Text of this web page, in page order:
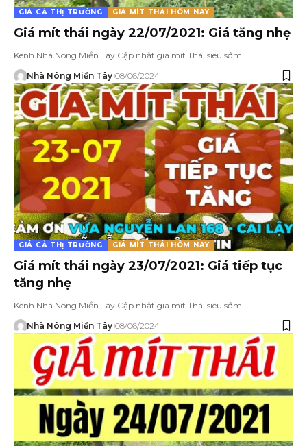
GIÁ CẢ THỊ TRƯỜNG GIÁ MÍT THÁI HÔM NAY
Giá mít thái ngày 22/07/2021: Giá tăng nhẹ
Kênh Nhà Nông Miền Tây Cập nhật giá mít Thái siêu sớm…
Nhà Nông Miền Tây 08/06/2024
GIÁ CẢ THỊ TRƯỜNG GIÁ MÍT THÁI HÔM NAY
Giá mít thái ngày 23/07/2021: Giá tiếp tục
tăng nhẹ
Kênh Nhà Nông Miền Tây Cập nhật giá mít Thái siêu sớm…
Nhà Nông Miền Tây 08/06/2024